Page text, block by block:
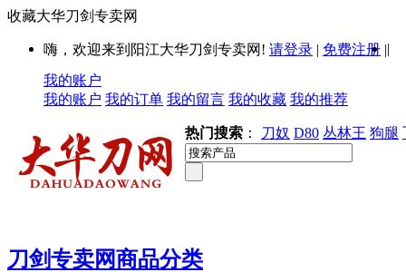
收藏大华刀剑专卖网
嗨，欢迎来到阳江大华刀剑专卖网! 请登录 | 免费注册 ||
我的账户
我的账户 我的订单 我的留言 我的收藏 我的推荐
热门搜索 ： 刀奴 D80 丛林王 狗腿
刀剑专卖网商品分类